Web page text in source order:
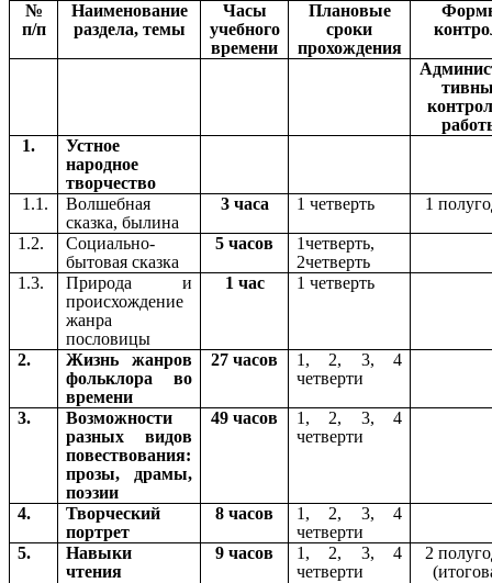
№
п/п
Наименование
раздела, темы
Часы
учебного
времени
Плановые
сроки
прохождения
1.
Устное
народное
творчество
1.1.
Волшебная
сказка, былина
3 часа 1 четверть 1
1.2.
Социально-
бытовая сказка
5 часов
1четверть,
2четверть
1.3.
Природа и
происхождение
жанра
пословицы
1 час 1 четверть
2.
Жизнь жанров
фольклора во
времени
27 часов
1, 2, 3, 4
четверти
3.
Возможности
разных видов
повествования:
прозы, драмы,
поэзии
49 часов
1, 2, 3, 4
четверти
4.
Творческий
портрет
8 часов
1, 2, 3, 4
четверти
5.
Навыки
чтения
9 часов
1, 2, 3, 4
четверти
2